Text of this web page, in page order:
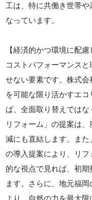
工は、特に共働き世帯
なっています。
【経済的かつ環境に配
コストパフォーマンス
せない要素です。株式
を可能な限り活かすエ
ば、全面取り替えでは
リフォーム」の提案は
減にも直結します。ま
の導入提案により、リ
的な視点で見れば、初
ます。さらに、地元福
より、自然の力を最大